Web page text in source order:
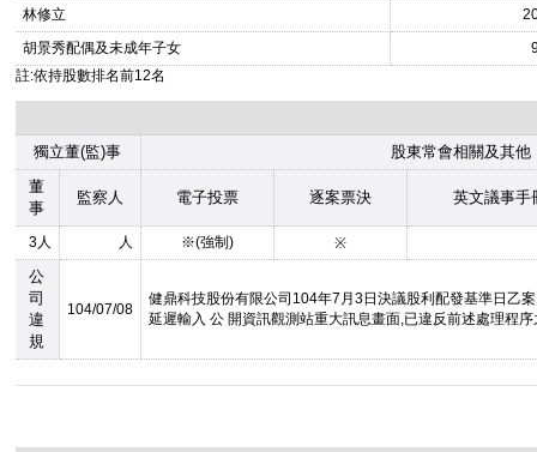
林修立
胡景秀配偶及未成年子女
註:依持股數排名前12名
獨立董(監)事
股東常會相關及其他
董
事
監察人 電子投票 逐案票決 英文議事手
3人 人 ※(強制) ※
公
司
違
規
104/07/08
健鼎科技股份有限公司104年7月3日決議股利配發基準日乙
延遲輸入 公 開資訊觀測站重大訊息畫面,已違反前述處理程